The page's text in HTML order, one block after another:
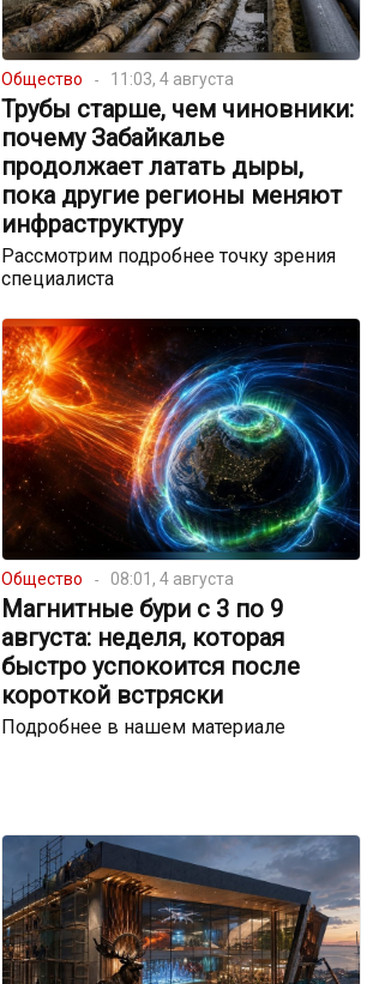
Общество 11:03, 4 августа
Трубы старше, чем чиновники:
почему Забайкалье
продолжает латать дыры,
пока другие регионы меняют
инфраструктуру
Рассмотрим подробнее точку зрения
специалиста
Общество 08:01, 4 августа
Магнитные бури с 3 по 9
августа: неделя, которая
быстро успокоится после
короткой встряски
Подробнее в нашем материале